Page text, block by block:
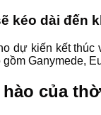
kéo dài đến
dự kiến kết
Ganymede,
của